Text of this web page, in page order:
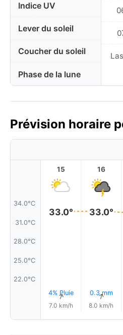
Indice UV
Lever du soleil
Coucher du soleil
Phase de la lune
Prévision horaire
34.0°C
31.0°C
28.0°C
25.0°C
22.0°C
15
33.0°
4% Pluie
↑
7.0 km/h
16
33.0°
0.3 mm
↑
8.0 km/h